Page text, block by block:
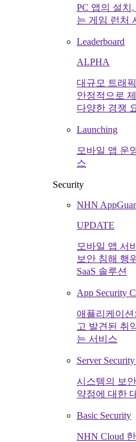
PC 앱의 설치
는 게임 런처
Leaderboard
ALPHA
대규모 트래
안정적으로
다양한 경쟁
Launching
모바일 앱 운
스
Security
NHN
UPDATE
모바일 앱 서
보안 침해 행
SaaS 솔루션
App Security
애플리케이
고 발견된 취
는 서비스
Server
시스템의 보
약점에 대한
Basic Security
NHN Cloud